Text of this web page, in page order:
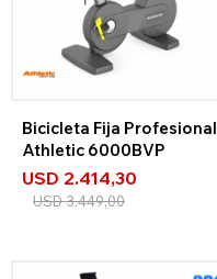
Bicicleta Fija Profesional
Athletic 6000BVP
USD 2.414,30
USD3.449,00